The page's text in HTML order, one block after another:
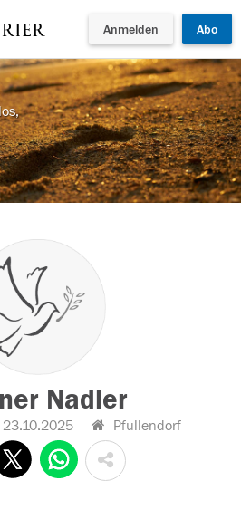
Anmelden Abo
Nadler
23.10.2025 Pfullendorf